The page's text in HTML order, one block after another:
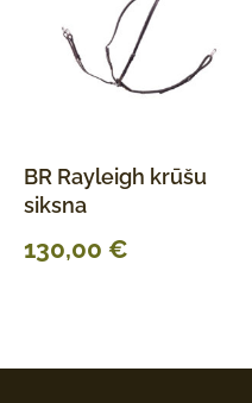
BR Rayleigh krūšu
siksna
130,00 €